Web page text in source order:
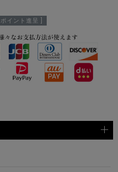
ポイント進呈 ]